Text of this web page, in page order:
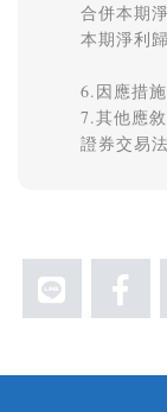
合併本期
本期淨利
6.因應措
7.其他應